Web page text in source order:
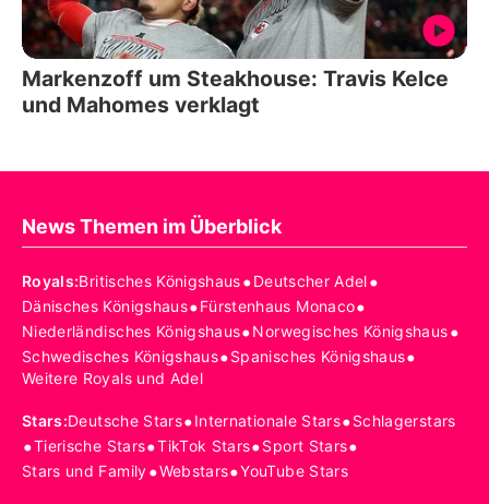
Markenzoff um Steakhouse: Travis Kelce
und Mahomes verklagt
News Themen im Überblick
Royals:Britisches Königshaus•Deutscher Adel•
Dänisches Königshaus•Fürstenhaus Monaco•
Niederländisches Königshaus•Norwegisches Königshaus•
Schwedisches Königshaus•Spanisches Königshaus•
Weitere Royals und Adel
Stars:Deutsche Stars•Internationale Stars•Schlagerstars
•Tierische Stars•TikTok Stars•Sport Stars•
Stars und Family•Webstars•YouTube Stars